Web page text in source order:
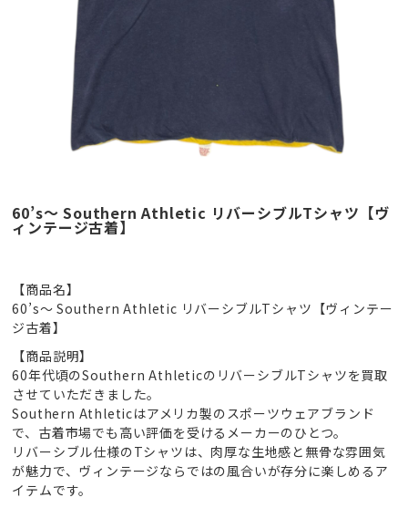
60’s～ Southern Athletic リバーシブルTシャツ【ヴ
ィンテージ古着】
【商品名】
60’s～ Southern Athletic リバーシブルTシャツ【ヴィンテー
ジ古着】
【商品説明】
60年代頃のSouthern AthleticのリバーシブルTシャツを買取
させていただきました。
Southern Athleticはアメリカ製のスポーツウェアブランド
で、古着市場でも高い評価を受けるメーカーのひとつ。
リバーシブル仕様のTシャツは、肉厚な生地感と無骨な雰囲気
が魅力で、ヴィンテージならではの風合いが存分に楽しめるア
イテムです。